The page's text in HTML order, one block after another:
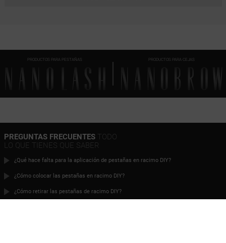
CLASSY
HARMONY
PRODUCTOS PARA PESTAÑAS PRODUCTOS PARA CEJAS
PREGUNTAS FRECUENTESTODO
LO QUE TIENES QUE SABER
¿Qué hace falta para la aplicación de pestañas en racimo DIY?
¿Cómo colocar las pestañas en racimo DIY?
¿Cómo retirar las pestañas de racimo DIY?